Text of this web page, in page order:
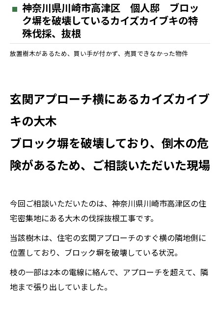
神奈川県川崎市高津区 個人邸 ブロッ
ク塀を破壊しているカイズカイブキの特
殊伐採、抜根
放置樹木があるため、買い手が付かず、売買できなかった物件
玄関アプローチ横にあるカイズカイブ
キの大木
ブロック塀を破壊しており、倒木の危
険があるため、ご相談いただいた現場
今回ご相談いただいたのは、神奈川県川崎市高津区の住
宅密集地にある大木の伐採抜根工事です。
当該樹木は、住宅の玄関アプローチのすぐ横の隣地側に
位置しており、ブロック塀を破壊している状況。
枝の一部は2本の電線に絡んで、アプローチを超えて、隣
地まで張り出していました。